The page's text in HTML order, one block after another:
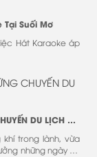
Suối Mơ
Hát Karaoke áp
SUỐI MƠ - ĐỊA ĐIỂM LÝ TƯỞNG CHO NHỮNG CHUYẾN DU LỊCH CỦA GIA ĐÌNH TRONG MÙA HÈ
trong lành, vừa
những ngày hè